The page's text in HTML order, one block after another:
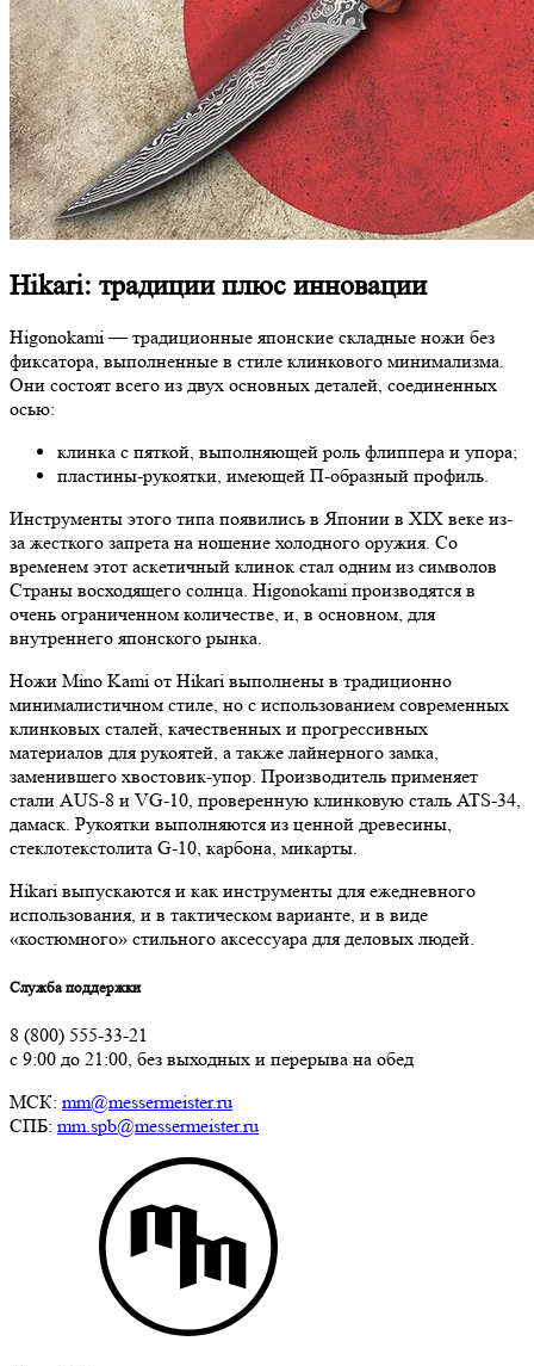
Hikari: традиции плюс инновации
Higonokami — традиционные японские складные ножи без
фиксатора, выполненные в стиле клинкового минимализма.
Они состоят всего из двух основных деталей, соединенных
осью:
клинка с пяткой, выполняющей роль флиппера и упора;
пластины-рукоятки, имеющей П-образный профиль.
Инструменты этого типа появились в Японии в XIX веке из-
за жесткого запрета на ношение холодного оружия. Со
временем этот аскетичный клинок стал одним из символов
Страны восходящего солнца. Higonokami производятся в
очень ограниченном количестве, и, в основном, для
внутреннего японского рынка.
Ножи Mino Kami от Hikari выполнены в традиционно
минималистичном стиле, но с использованием современных
клинковых сталей, качественных и прогрессивных
материалов для рукоятей, а также лайнерного замка,
заменившего хвостовик-упор. Производитель применяет
стали AUS-8 и VG-10, проверенную клинковую сталь ATS-34,
дамаск. Рукоятки выполняются из ценной древесины,
стеклотекстолита G-10, карбона, микарты.
Hikari выпускаются и как инструменты для ежедневного
использования, и в тактическом варианте, и в виде
«костюмного» стильного аксессуара для деловых людей.
Служба поддержки
8 (800) 555-33-21
с 9:00 до 21:00, без выходных и перерыва на обед
МСК: mm@messermeister.ru
СПБ: mm.spb@messermeister.ru